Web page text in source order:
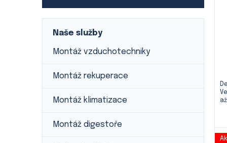
Naše služby
Montáž vzduchotechniky
Montáž rekuperace
Montáž klimatizace
Montáž digestoře